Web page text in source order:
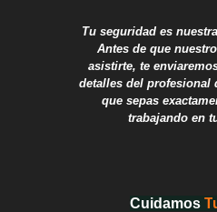
Tu seguridad es
Antes de que
asistirte, te
detalles del profesional
que sepas
trabajando en
Cuidamos T